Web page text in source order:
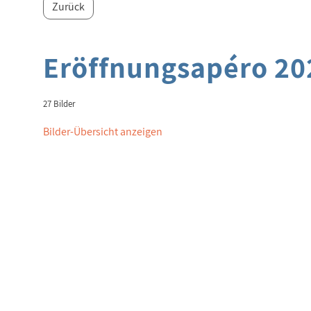
Zurück
Eröffnungsapéro
27 Bilder
Bilder-Übersicht anzeigen